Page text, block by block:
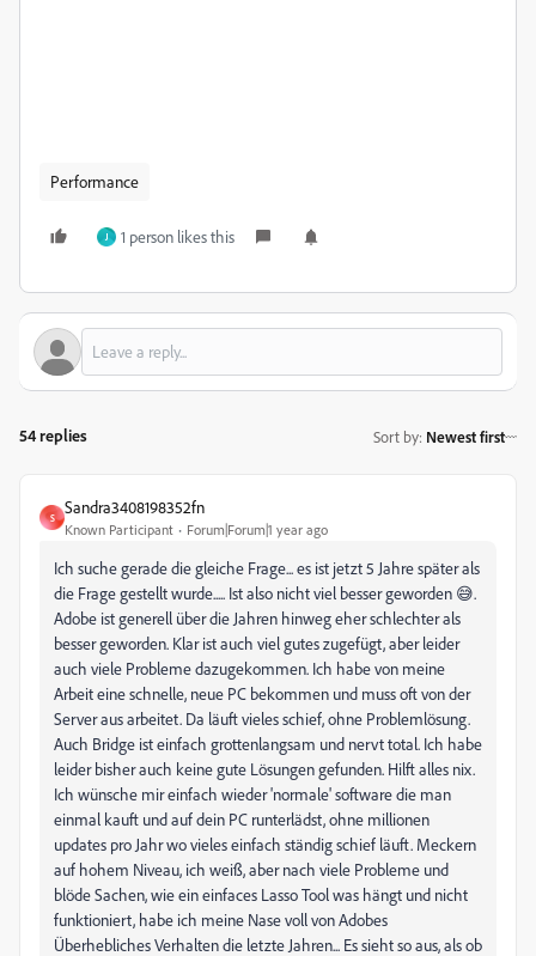
Performance
J 1 person likes this
54 replies Sort by: Newest first
S
Sandra3408198352fn
Known Participant Forum|Forum|1 year ago
Ich suche gerade die gleiche Frage... es ist jetzt 5 Jahre später als
die Frage gestellt wurde..... Ist also nicht viel besser geworden 😅.
Adobe ist generell über die Jahren hinweg eher schlechter als
besser geworden. Klar ist auch viel gutes zugefügt, aber leider
auch viele Probleme dazugekommen. Ich habe von meine
Arbeit eine schnelle, neue PC bekommen und muss oft von der
Server aus arbeitet. Da läuft vieles schief, ohne Problemlösung.
Auch Bridge ist einfach grottenlangsam und nervt total. Ich habe
leider bisher auch keine gute Lösungen gefunden. Hilft alles nix.
Ich wünsche mir einfach wieder 'normale' software die man
einmal kauft und auf dein PC runterlädst, ohne millionen
updates pro Jahr wo vieles einfach ständig schief läuft. Meckern
auf hohem Niveau, ich weiß, aber nach viele Probleme und
blöde Sachen, wie ein einfaces Lasso Tool was hängt und nicht
funktioniert, habe ich meine Nase voll von Adobes
Überhebliches Verhalten die letzte Jahren... Es sieht so aus, als ob